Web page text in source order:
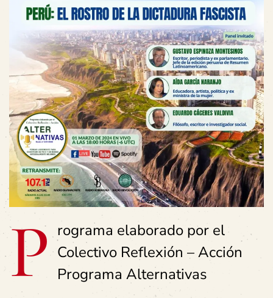
P rograma elaborado por el
Colectivo Reflexión – Acción
Programa Alternativas